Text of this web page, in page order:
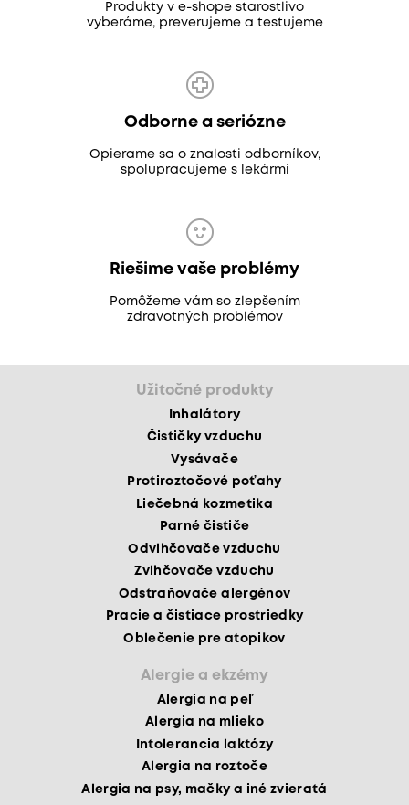
Produkty v e-shope starostlivo
vyberáme, preverujeme a testujeme
Odborne a seriózne
Opierame sa o znalosti odborníkov,
spolupracujeme s lekármi
Riešime vaše problémy
Pomôžeme vám so zlepšením
zdravotných problémov
Užitočné produkty
Inhalátory
Čističky vzduchu
Vysávače
Protiroztočové poťahy
Liečebná kozmetika
Parné čističe
Odvlhčovače vzduchu
Zvlhčovače vzduchu
Odstraňovače alergénov
Pracie a čistiace prostriedky
Oblečenie pre atopikov
Alergie a ekzémy
Alergia na peľ
Alergia na mlieko
Intolerancia laktózy
Alergia na roztoče
Alergia na psy, mačky a iné zvieratá